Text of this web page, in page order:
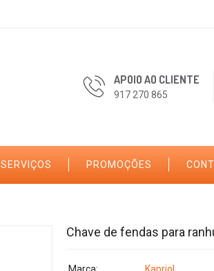
APOIO AO CLIENTE
917 270 865
SERVIÇOS PROMOÇÕES
Chave de fendas para
Marca:
Kapriol